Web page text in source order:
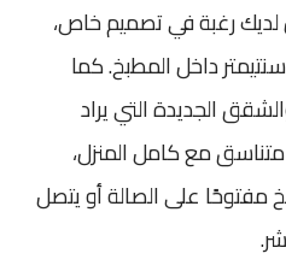
لديك رغبة في تصميم خاص،
داخل المطبخ. كما
الجديدة التي يراد
مع كامل المنزل،
على الصالة أو يتصل